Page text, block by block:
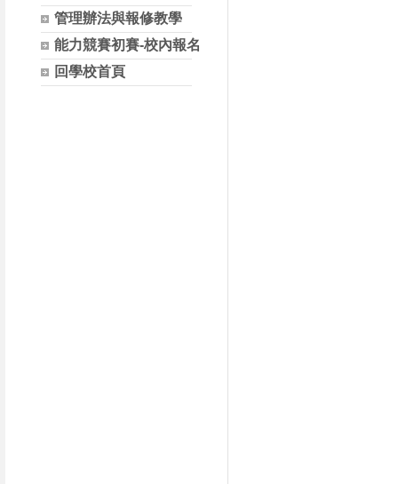
管理辦法與報修教學
能力競賽初賽-校內報名
回學校首頁